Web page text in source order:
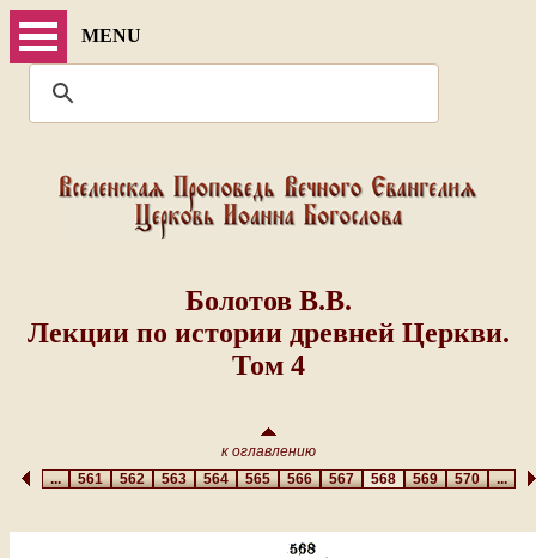
MENU
Болотов В.В.
Лекции по истории древней Церкви.
Том 4
к оглавлению
...561562563564565566567 568 569570...